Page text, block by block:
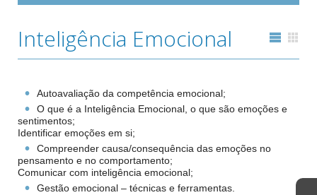
Inteligência Emocional
Autoavaliação da competência emocional;
O que é a Inteligência Emocional, o que são emoções e
sentimentos;
Identificar emoções em si;
Compreender causa/consequência das emoções no
pensamento e no comportamento;
Comunicar com inteligência emocional;
Gestão emocional – técnicas e ferramentas.